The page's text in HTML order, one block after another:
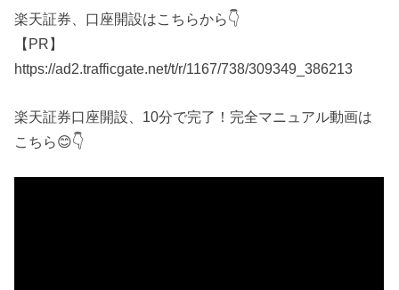
楽天証券、口座開設はこちらから👇
【PR】
https://ad2.trafficgate.net/t/r/1167/738/309349_386213
楽天証券口座開設、10分で完了！完全マニュアル動画は
こちら😊👇